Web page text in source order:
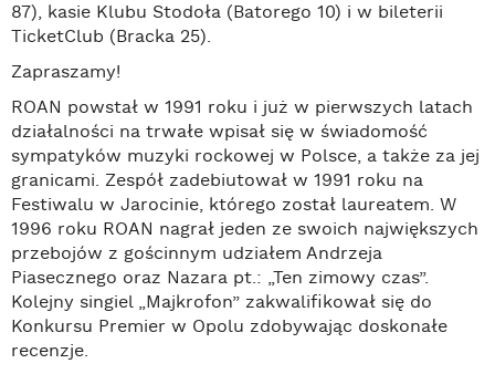
87), kasie Klubu Stodoła (Batorego 10) i w bileterii
TicketClub (Bracka 25).
Zapraszamy!
ROAN powstał w 1991 roku i już w pierwszych latach
działalności na trwałe wpisał się w świadomość
sympatyków muzyki rockowej w Polsce, a także za jej
granicami. Zespół zadebiutował w 1991 roku na
Festiwalu w Jarocinie, którego został laureatem. W
1996 roku ROAN nagrał jeden ze swoich największych
przebojów z gościnnym udziałem Andrzeja
Piasecznego oraz Nazara pt.: „Ten zimowy czas”.
Kolejny singiel „Majkrofon” zakwalifikował się do
Konkursu Premier w Opolu zdobywając doskonałe
recenzje.